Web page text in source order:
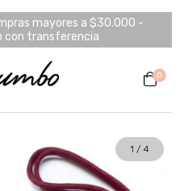
mayores a $30.000 -
con transferencia
0
1 / 4